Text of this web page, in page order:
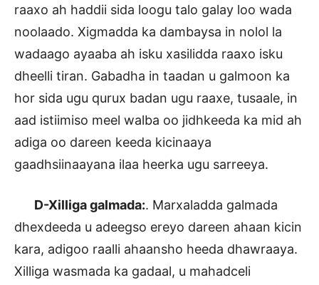
raaxo ah haddii sida loogu talo galay loo wada
noolaado. Xigmadda ka dambaysa in nolol la
wadaago ayaaba ah isku xasilidda raaxo isku
dheelli tiran. Gabadha in taadan u galmoon ka
hor sida ugu qurux badan ugu raaxe, tusaale, in
aad istiimiso meel walba oo jidhkeeda ka mid ah
adiga oo dareen keeda kicinaaya
gaadhsiinaayana ilaa heerka ugu sarreeya.
D-Xilliga galmada:. Marxaladda galmada
dhexdeeda u adeegso ereyo dareen ahaan kicin
kara, adigoo raalli ahaansho heeda dhawraaya.
Xilliga wasmada ka gadaal, u mahadceli